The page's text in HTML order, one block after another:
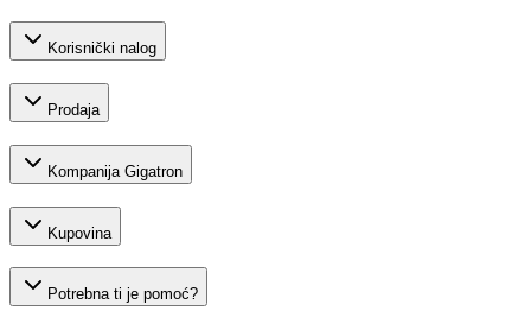
Korisnički nalog
Prodaja
Kompanija Gigatron
Kupovina
Potrebna ti je pomoć?